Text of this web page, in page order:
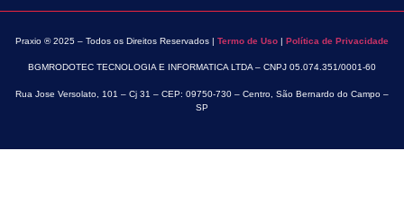
Praxio ® 2025 – Todos os Direitos Reservados | Termo de Uso | Política de Privacidade
BGMRODOTEC TECNOLOGIA E INFORMATICA LTDA – CNPJ 05.074.351/0001-60
Rua Jose Versolato, 101 – Cj 31 – CEP: 09750-730 – Centro, São Bernardo do Campo –
SP